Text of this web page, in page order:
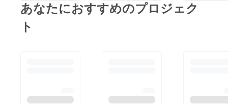
は黒湯
で有
は一名
あなたにおすすめのプロジェク
ト